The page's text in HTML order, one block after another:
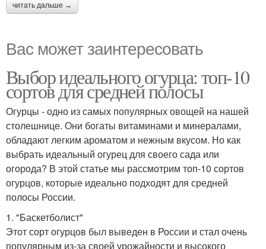
читать дальше →
Вас может заинтересовать
Выбор идеального огурца: топ-10
сортов для средней полосы
Огурцы - одно из самых популярных овощей на нашей
столешнице. Они богаты витаминами и минералами,
обладают легким ароматом и нежным вкусом. Но как
выбрать идеальный огурец для своего сада или
огорода? В этой статье мы рассмотрим топ-10 сортов
огурцов, которые идеально подходят для средней
полосы России.
1. "Баскетболист"
Этот сорт огурцов был выведен в России и стал очень
популярным из-за своей урожайности и высокого